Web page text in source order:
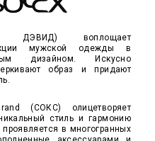
ДЭВИД) воплощает
мужской одежды в
дизайном. Искусно
образ и придают
(СОКС) олицетворяет
стиль и гармонию
в многогранных